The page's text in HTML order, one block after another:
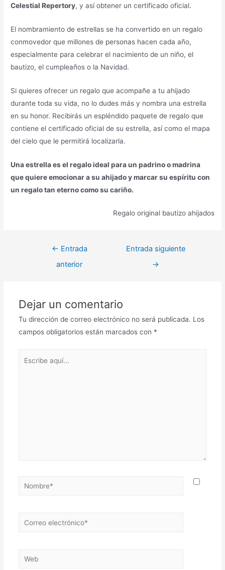
Celestial Repertory, y así obtener un certificado oficial.
El nombramiento de estrellas se ha convertido en un regalo
conmovedor que millones de personas hacen cada año,
especialmente para celebrar el nacimiento de un niño, el
bautizo, el cumpleaños o la Navidad.
Si quieres ofrecer un regalo que acompañe a tu ahijado
durante toda su vida, no lo dudes más y nombra una estrella
en su honor. Recibirás un espléndido paquete de regalo que
contiene el certificado oficial de su estrella, así como el mapa
del cielo que le permitirá localizarla.
Una estrella es el regalo ideal para un padrino o madrina
que quiere emocionar a su ahijado y marcar su espíritu con
un regalo tan eterno como su cariño.
Regalo original bautizo ahijados
← Entrada
anterior
Entrada siguiente
→
Dejar un comentario
Tu dirección de correo electrónico no será publicada. Los
campos obligatorios están marcados con *